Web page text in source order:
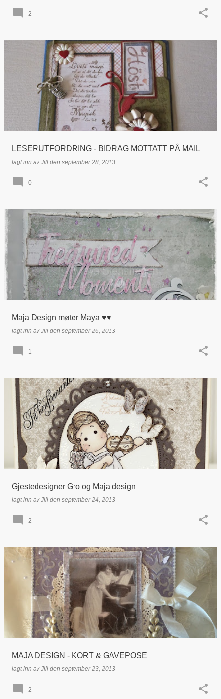
2
LESERUTFORDRING - BIDRAG MOTTATT PÅ MAIL
lagt inn avJill den september 28, 2013
0
Maja Design møter Maya ♥♥
lagt inn avJill den september 26, 2013
1
Gjestedesigner Gro og Maja design
lagt inn avJill den september 24, 2013
2
MAJA DESIGN - KORT & GAVEPOSE
lagt inn avJill den september 23, 2013
2